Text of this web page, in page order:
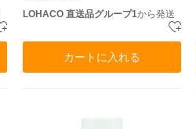
LOHACO 直送品グループ1から発送
カートに入れる